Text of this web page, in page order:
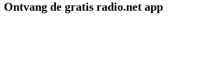
Ontvang de gratis radio.net app